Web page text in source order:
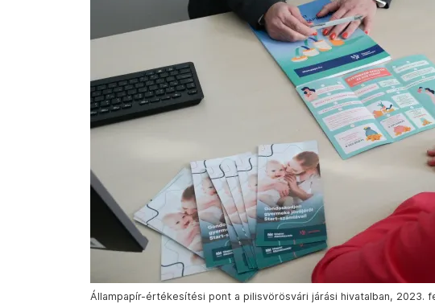
Állampapír-értékesítési pont a pilisvörösvári járási hivatalban, 2023.